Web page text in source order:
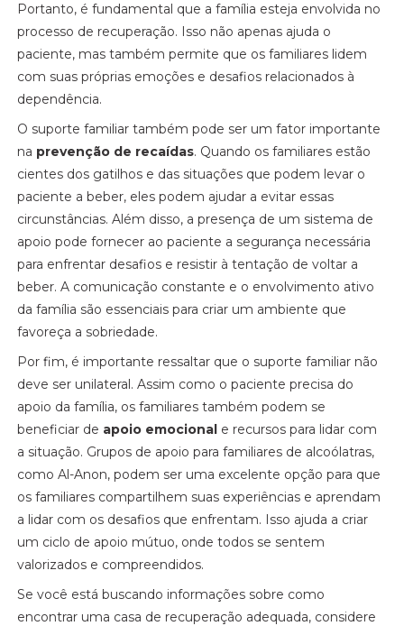
Portanto, é fundamental que a família esteja envolvida no
processo de recuperação. Isso não apenas ajuda o
paciente, mas também permite que os familiares lidem
com suas próprias emoções e desafios relacionados à
dependência.
O suporte familiar também pode ser um fator importante
na prevenção de recaídas. Quando os familiares estão
cientes dos gatilhos e das situações que podem levar o
paciente a beber, eles podem ajudar a evitar essas
circunstâncias. Além disso, a presença de um sistema de
apoio pode fornecer ao paciente a segurança necessária
para enfrentar desafios e resistir à tentação de voltar a
beber. A comunicação constante e o envolvimento ativo
da família são essenciais para criar um ambiente que
favoreça a sobriedade.
Por fim, é importante ressaltar que o suporte familiar não
deve ser unilateral. Assim como o paciente precisa do
apoio da família, os familiares também podem se
beneficiar de apoio emocional e recursos para lidar com
a situação. Grupos de apoio para familiares de alcoólatras,
como Al-Anon, podem ser uma excelente opção para que
os familiares compartilhem suas experiências e aprendam
a lidar com os desafios que enfrentam. Isso ajuda a criar
um ciclo de apoio mútuo, onde todos se sentem
valorizados e compreendidos.
Se você está buscando informações sobre como
encontrar uma casa de recuperação adequada, considere